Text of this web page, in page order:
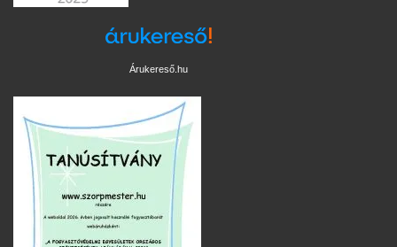
Árukereső.hu